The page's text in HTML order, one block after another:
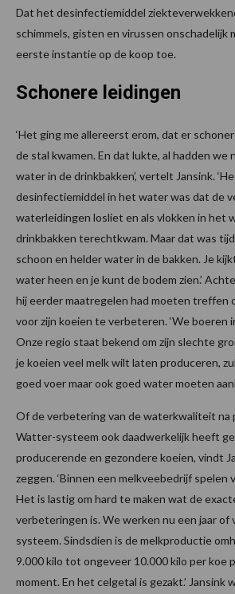
Dat het desinfectiemiddel
schimmels, gisten en virussen onschadelijk
eerste instantie op de koop toe.
Schonere leidingen
‘Het ging me allereerst erom, dat er
de stal kwamen. En dat lukte, al hadden we
water in de drinkbakken’, vertelt Jansink.
desinfectiemiddel in het water was dat de
waterleidingen losliet en als vlokken in het
drinkbakken terechtkwam. Maar dat was
schoon en helder water in de bakken. Je
water heen en je kunt de bodem zien.’
hij eerder maatregelen had moeten treffen
voor zijn koeien te verbeteren. ‘We boeren
Onze regio staat bekend om zijn slechte
je koeien veel melk wilt laten produceren,
goed voer maar ook goed water moeten
Of de verbetering van de waterkwaliteit na
Watter-systeem ook daadwerkelijk heeft
producerende en gezondere koeien, vindt
zeggen. ‘Binnen een melkveebedrijf spelen
Het is lastig om hard te maken wat de
verbeteringen is. We werken nu een jaar
systeem. Sindsdien is de melkproductie
9.000 kilo tot ongeveer 10.000 kilo per koe
moment. En het celgetal is gezakt.’ Jansink